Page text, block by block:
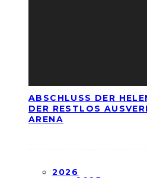
ABSCHLUSS DER
DER RESTLOS
ARENA
2026